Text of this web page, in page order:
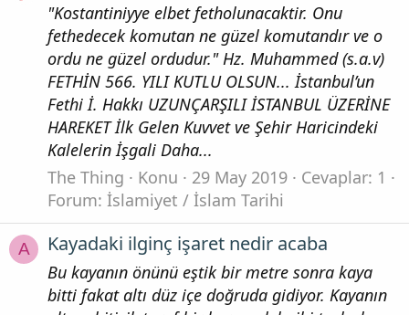
"Kostantiniyye elbet fetholunacaktir. Onu
fethedecek komutan ne güzel komutandır ve o
ordu ne güzel ordudur." Hz. Muhammed (s.a.v)
FETHİN 566. YILI KUTLU OLSUN... İstanbul’un
Fethi İ. Hakkı UZUNÇARŞILI İSTANBUL ÜZERİNE
HAREKET İlk Gelen Kuvvet ve Şehir Haricindeki
Kalelerin İşgali Daha...
The Thing
Konu 29 May 2019
Cevaplar: 1
Forum: İslamiyet / İslam Tarihi
A Kayadaki ilginç işaret nedir acaba
Bu kayanın önünü eştik bir metre sonra kaya
bitti fakat altı düz içe doğruda gidiyor. Kayanın